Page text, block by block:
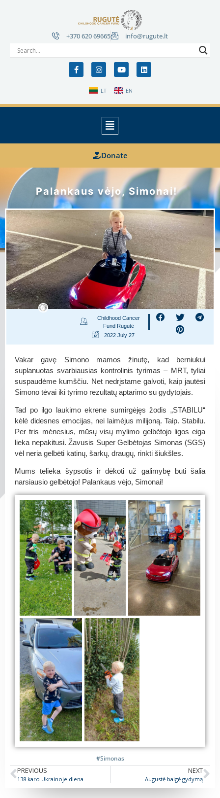
LT EN
+370 620 69665 info@rugute.lt
Donate
Palankaus vėjo, Simonai!
Childhood Cancer
Fund Rugutė
2022 July 27
Vakar gavę Simono mamos žinutę, kad berniukui
suplanuotas svarbiausias kontrolinis tyrimas – MRT, tyliai
suspaudėme kumščiu. Net nedrįstame galvoti, kaip jautėsi
Simono tėvai iki tyrimo rezultatų aptarimo su gydytojais.
Tad po ilgo laukimo ekrene sumirgėjęs žodis „STABILU“
kėlė didesnes emocijas, nei laimėjus milijoną. Taip. Stabilu.
Per tris mėnesius, mūsų visų mylimo gelbėtojo ligos eiga
lieka nepakitusi. Žavusis Super Gelbėtojas Simonas (SGS)
vėl neria gelbėti katinų, šarkų, draugų, rinkti šiukšles.
Mums telieka šypsotis ir dėkoti už galimybę būti šalia
narsiausio gelbėtojo! Palankaus vėjo, Simonai!
#Simonas
PREVIOUS
138 karo Ukrainoje diena
NEXT
Augustė baigė gydymą